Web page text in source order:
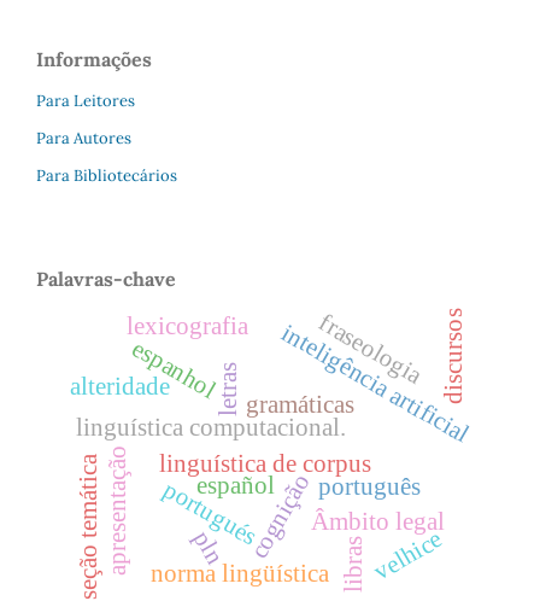
Informações
Para Leitores
Para Autores
Para Bibliotecários
Palavras-chave
linguística de corpus
linguística computacional.inteligência artificial
letras
apresentação
seção temática cognição
gramáticas
norma lingüística
portugués
español português
espanhol
Âmbito legal
libras
lexicografia fraseologia
pln velhice
alteridade discursos